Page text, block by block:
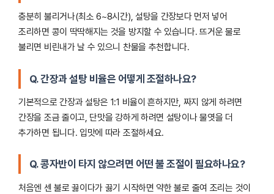
충분히 불리거나(최소 6~8시간), 설탕을 간장보다 먼저 넣어
조리하면 콩이 딱딱해지는 것을 방지할 수 있습니다. 뜨거운 물로
불리면 비린내가 날 수 있으니 찬물을 추천합니다.
Q. 간장과 설탕 비율은 어떻게 조절하나요?
기본적으로 간장과 설탕은 1:1 비율이 흔하지만, 짜지 않게 하려면
간장을 조금 줄이고, 단맛을 강하게 하려면 설탕이나 물엿을 더
추가하면 됩니다. 입맛에 따라 조절하세요.
Q. 콩자반이 타지 않으려면 어떤 불 조절이 필요하나요?
처음엔 센 불로 끓이다가 끓기 시작하면 약한 불로 줄여 조리는 것이